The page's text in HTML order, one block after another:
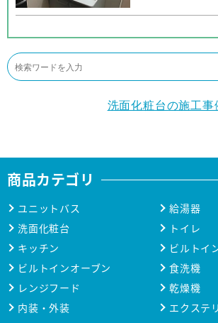
洗面化粧台の施工
商品カテゴリ
ユニットバス
給湯器
洗面化粧台
トイレ
キッチン
ビルトイ
ビルトインオーブン
食洗機
レンジフード
乾燥機
内装・外装
エクステ